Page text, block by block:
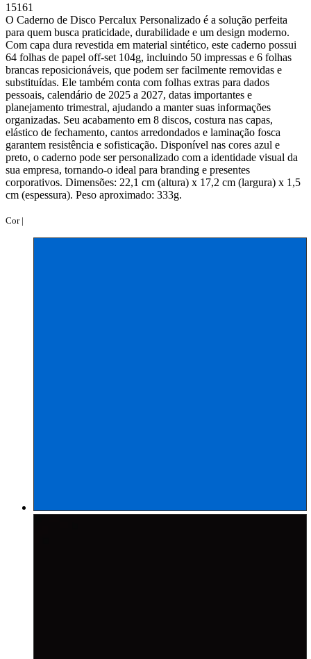
15161
O Caderno de Disco Percalux Personalizado é a solução perfeita
para quem busca praticidade, durabilidade e um design moderno.
Com capa dura revestida em material sintético, este caderno possui
64 folhas de papel off-set 104g, incluindo 50 impressas e 6 folhas
brancas reposicionáveis, que podem ser facilmente removidas e
substituídas. Ele também conta com folhas extras para dados
pessoais, calendário de 2025 a 2027, datas importantes e
planejamento trimestral, ajudando a manter suas informações
organizadas. Seu acabamento em 8 discos, costura nas capas,
elástico de fechamento, cantos arredondados e laminação fosca
garantem resistência e sofisticação. Disponível nas cores azul e
preto, o caderno pode ser personalizado com a identidade visual da
sua empresa, tornando-o ideal para branding e presentes
corporativos. Dimensões: 22,1 cm (altura) x 17,2 cm (largura) x 1,5
cm (espessura). Peso aproximado: 333g.
Cor |